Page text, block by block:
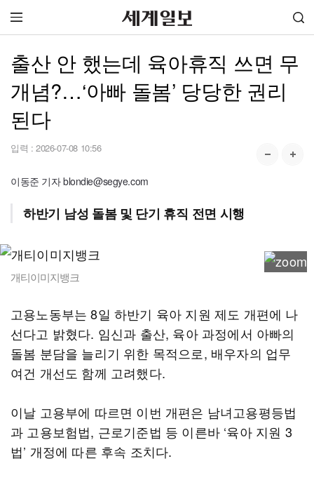
출산 안 했는데 육아휴직 쓰면 무
개념?…‘아빠 돌봄’ 당당한 권리
된다
입력 : 2026-07-08 10:56
이동준 기자 blondie@segye.com
하반기 남성 돌봄 및 단기 휴직 전면 시행
개티이미지뱅크
고용노동부는 8일 하반기 육아 지원 제도 개편에 나
선다고 밝혔다. 임신과 출산, 육아 과정에서 아빠의
돌봄 분담을 늘리기 위한 목적으로, 배우자의 업무
여건 개선도 함께 고려했다.
이날 고용부에 따르면 이번 개편은 남녀고용평등법
과 고용보험법, 근로기준법 등 이른바 ‘육아 지원 3
법’ 개정에 따른 후속 조치다.